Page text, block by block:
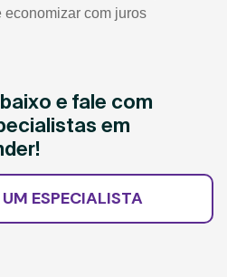
economizar com juros
e fale com
em
ESPECIALISTA